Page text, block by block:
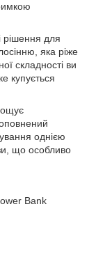
рішення для
яка ріже
складності ви
купується
однією
що особливо
Bank